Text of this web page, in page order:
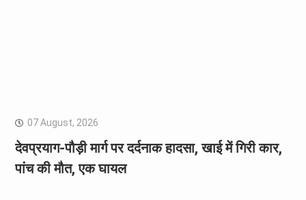
07 August, 2026
देवप्रयाग-पौड़ी मार्ग पर दर्दनाक हादसा, खाई में गिरी कार,
पांच की मौत, एक घायल